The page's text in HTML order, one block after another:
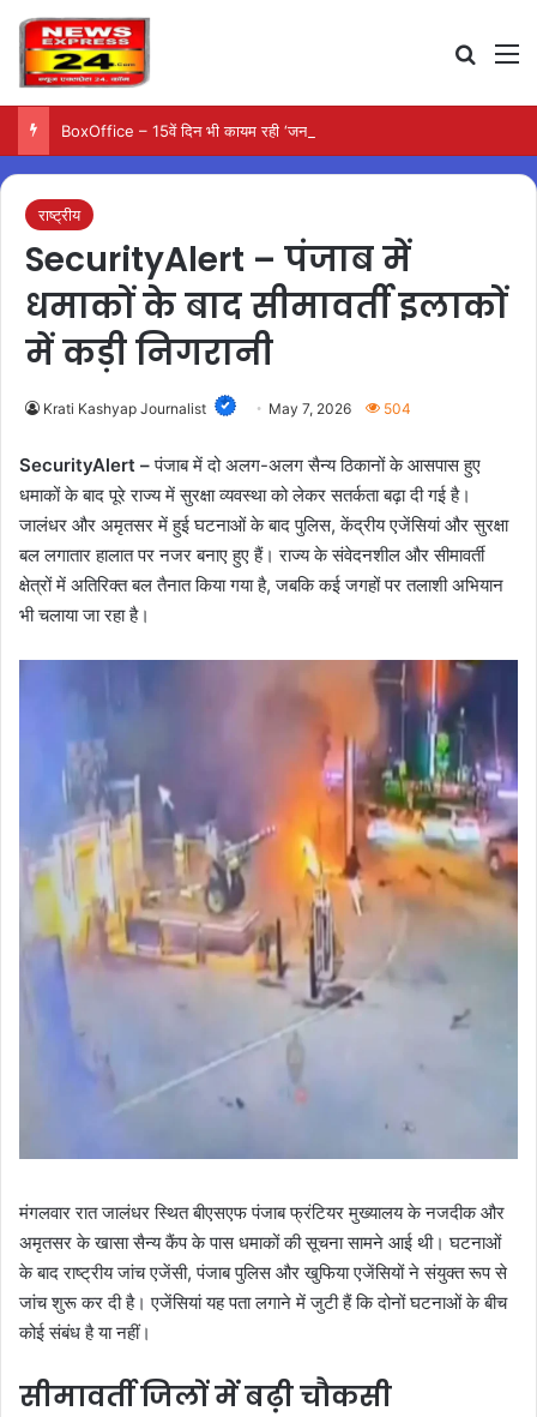
राष्ट्रीय
SecurityAlert – पंजाब में
धमाकों के बाद सीमावर्ती इलाकों
में कड़ी निगरानी
Krati Kashyap Journalist May 7, 2026 504
SecurityAlert –पंजाब में दो अलग-अलग सैन्य ठिकानों के आसपास हुए
धमाकों के बाद पूरे राज्य में सुरक्षा व्यवस्था को लेकर सतर्कता बढ़ा दी गई है।
जालंधर और अमृतसर में हुई घटनाओं के बाद पुलिस, केंद्रीय एजेंसियां और सुरक्षा
बल लगातार हालात पर नजर बनाए हुए हैं। राज्य के संवेदनशील और सीमावर्ती
क्षेत्रों में अतिरिक्त बल तैनात किया गया है, जबकि कई जगहों पर तलाशी अभियान
भी चलाया जा रहा है।
मंगलवार रात जालंधर स्थित बीएसएफ पंजाब फ्रंटियर मुख्यालय के नजदीक और
अमृतसर के खासा सैन्य कैंप के पास धमाकों की सूचना सामने आई थी। घटनाओं
के बाद राष्ट्रीय जांच एजेंसी, पंजाब पुलिस और खुफिया एजेंसियों ने संयुक्त रूप से
जांच शुरू कर दी है। एजेंसियां यह पता लगाने में जुटी हैं कि दोनों घटनाओं के बीच
कोई संबंध है या नहीं।
सीमावर्ती जिलों में बढ़ी चौकसी